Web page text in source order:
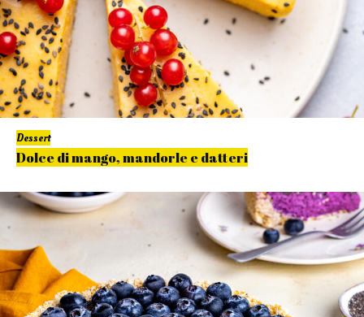
Dessert
Dolce di mango, mandorle e datteri